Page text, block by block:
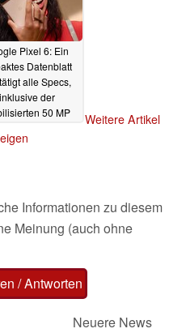
Pixel 6: Ein
Datenblatt
alle Specs,
inklusive der
50 MP
Weitere Artikel
Informationen zu diesem
Meinung (auch ohne
/ Antworten
Neuere News